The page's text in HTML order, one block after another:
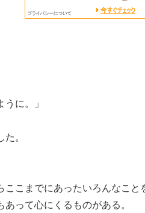
うに。」
。
ここまでにあったいろんなこ
って心にくるものがある。